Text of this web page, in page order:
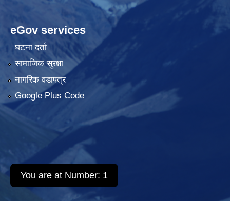
eGov services
घटना दर्ता
सामाजिक सुरक्षा
नागरिक वडापत्र
Google Plus Code
You are at Number: 1